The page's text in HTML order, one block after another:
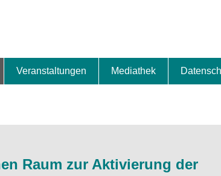
Veranstaltungen Mediathek
Raum zur Aktivierung der